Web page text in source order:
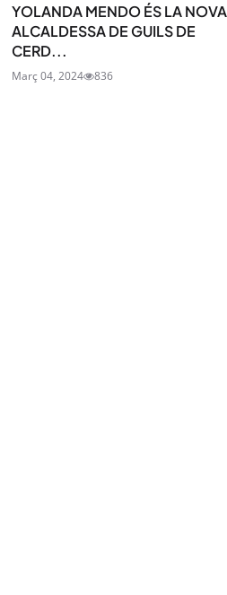
YOLANDA MENDO ÉS LA NOVA
ALCALDESSA DE GUILS DE
CERD...
Març 04, 2024 836